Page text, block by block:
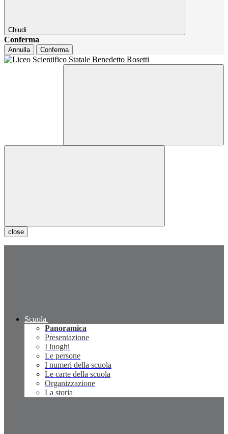
Chiudi
Conferma
Annulla Conferma
close
Scuola
Panoramica
Presentazione
I luoghi
Le persone
I numeri della scuola
Le carte della scuola
Organizzazione
La storia